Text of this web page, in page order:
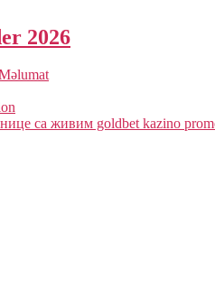
2026
са живим goldbet kazino